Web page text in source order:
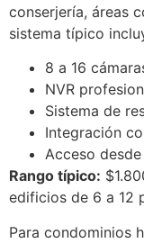
conserjería, áreas
sistema típico
8 a 16
NVR
Sistema de
Integración
Acceso
Rango típico:
edificios de 6 a 12
Para condominios